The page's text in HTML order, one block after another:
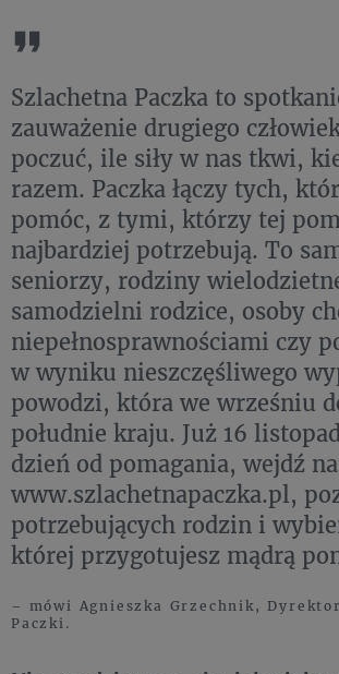
Szlachetna Paczka to
zauważenie drugiego
poczuć, ile siły w nas tkwi,
razem. Paczka łączy tych,
pomóc, z tymi, którzy tej
najbardziej potrzebują. To
seniorzy, rodziny
samodzielni rodzice, osoby
niepełnosprawnościami czy
w wyniku nieszczęśliwego
powodzi, która we wrześniu
południe kraju. Już 16
dzień od pomagania, wejdź
www.szlachetnapaczka.pl,
potrzebujących rodzin i
której przygotujesz mądrą
– mówi Agnieszka Grzechnik,
Paczki.